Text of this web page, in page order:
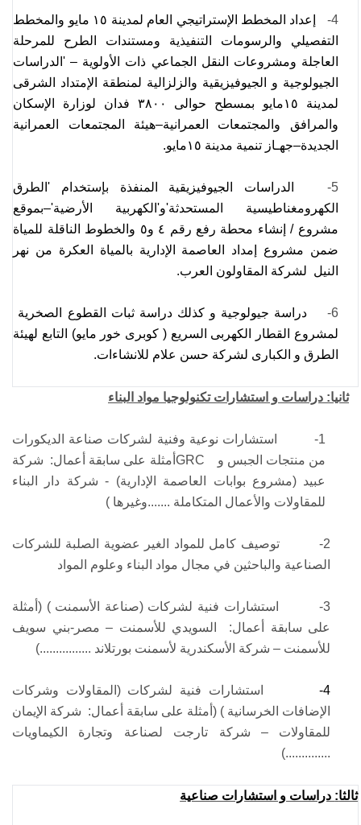
4-
إعداد المخطط الإستراتيجي العام لمدينة ١٥ مايو والمخطط
التفصيلي والرسومات التنفيذية ومستندات الطرح للمرحلة
العاجلة ومشروعات النقل الجماعي ذات الأولوية – 'الدراسات
الجيولوجية و الجيوفيزيقية والزلزالية لمنطقة الإمتداد الشرقى
لمدينة ١٥مايو بمسطح حوالى ٣۸٠٠ فدان لوزارة الإسكان
والمرافق والمجتمعات العمرانية–هيئة المجتمعات العمرانية
الجديدة–جهـاز تنمية مدينة ١٥مايو.
5-
الدراسات الجيوفيزيقية المنفذة بإستخدام 'الطرق
الكهرومغناطيسية المستحدثة'و'الكهربية الأرضية'–بموقع
مشروع / إنشاء محطة رفع رقم ٤ و٥ والخطوط الناقلة للمياة
ضمن مشروع إمداد العاصمة الإدارية بالمياة العكرة من نهر
النيل لشركة المقاولون العرب.
6-
دراسة جيولوجية و كذلك دراسة ثبات القطوع الصخرية
لمشروع القطار الكهربى السريع ( كوبرى خور مايو) التابع لهيئة
الطرق و الكبارى لشركة حسن علام للانشاءات.
ثانيا: دراسات و استشارات تكنولوجيا مواد البناء
1-
استشارات نوعية وفنية لشركات صناعة الديكورات
من منتجات الجبس و
GRC أمثلة على سابقة أعمال: شركة
عبيد (مشروع بوابات العاصمة الإدارية) - شركة دار البناء
للمقاولات والأعمال المتكاملة .......وغيرها )
2-
توصيف كامل للمواد الغير عضوية الصلبة للشركات
الصناعية والباحثين في مجال مواد البناء وعلوم المواد
3-
استشارات فنية لشركات (صناعة الأسمنت ) (أمثلة
على سابقة أعمال: السويدي للأسمنت – مصر-بني سويف
للأسمنت – شركة الأسكندرية لأسمنت بورتلاند ................)
4-
استشارات فنية لشركات (المقاولات وشركات
الإضافات الخرسانية ) (أمثلة على سابقة أعمال: شركة الإيمان
للمقاولات – شركة تارجت لصناعة وتجارة الكيماويات
..............)
ثالثا: دراسات و استشارات صناعية